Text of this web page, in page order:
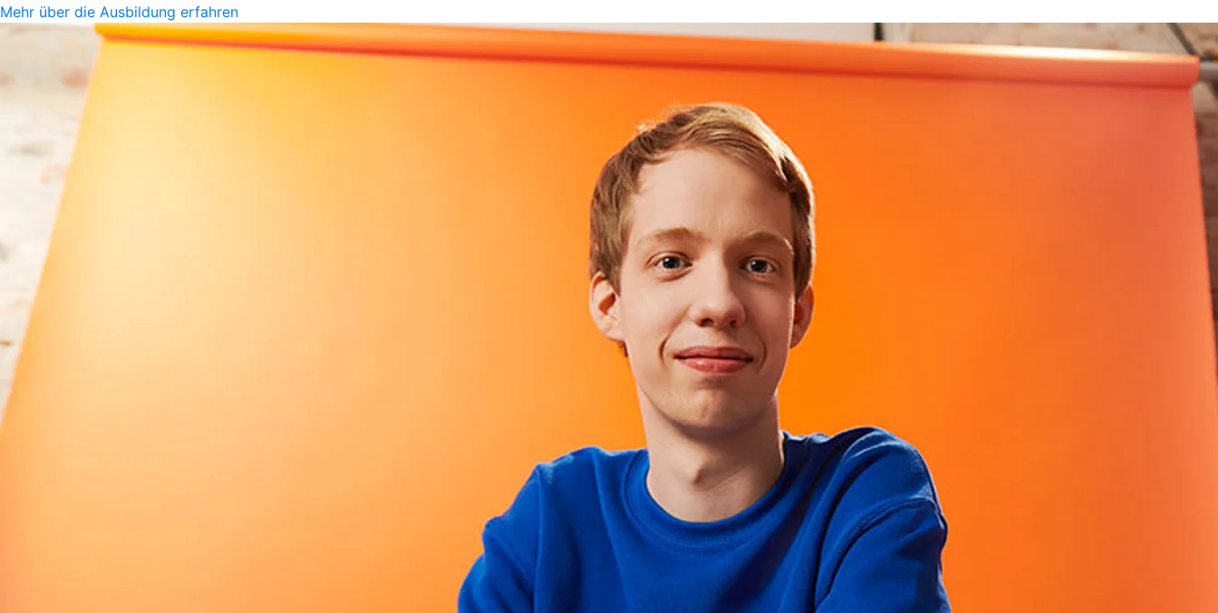
Mehr über die Ausbildung erfahren